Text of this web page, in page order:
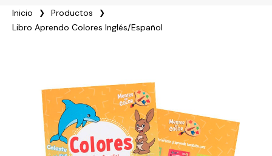
Inicio
Productos
Libro Aprendo Colores Inglés/Español